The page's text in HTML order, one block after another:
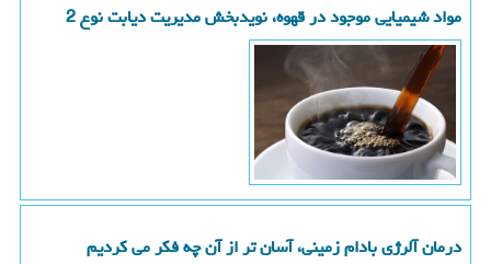
مواد شیمیایی موجود در قهوه، نویدبخش مدیریت دیابت نوع 2
درمان آلرژی بادام زمینی، آسان تر از آن چه فکر می کردیم